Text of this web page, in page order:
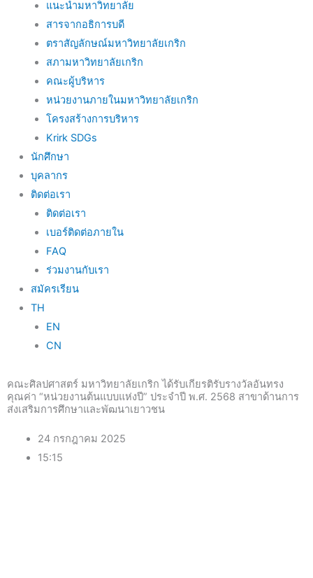
แนะนำมหาวิทยาลัย
สารจากอธิการบดี
ตราสัญลักษณ์มหาวิทยาลัยเกริก
สภามหาวิทยาลัยเกริก
คณะผู้บริหาร
หน่วยงานภายในมหาวิทยาลัยเกริก
โครงสร้างการบริหาร
Krirk SDGs
นักศึกษา
บุคลากร
ติดต่อเรา
ติดต่อเรา
เบอร์ติดต่อภายใน
FAQ
ร่วมงานกับเรา
สมัครเรียน
TH
EN
CN
คณะศิลปศาสตร์ มหาวิทยาลัยเกริก ได้รับเกียรติรับรางวัลอันทรง
คุณค่า “หน่วยงานต้นแบบแห่งปี” ประจำปี พ.ศ. 2568 สาขาด้านการ
ส่งเสริมการศึกษาและพัฒนาเยาวชน
24 กรกฎาคม 2025
15:15